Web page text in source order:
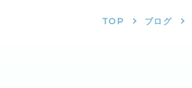
TOP ブログ